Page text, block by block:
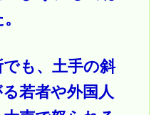
も、土手の斜
若者や外国人